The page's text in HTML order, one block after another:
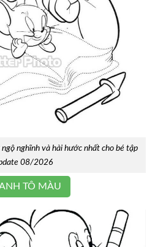
nghĩnh và hài hước nhất cho bé tập
08/2026
TÔ MÀU